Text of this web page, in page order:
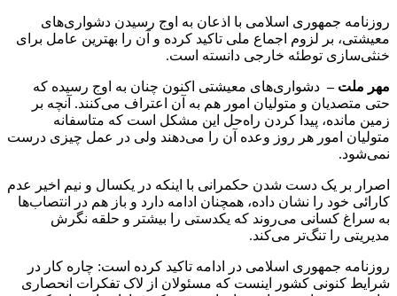
روزنامه جمهوری اسلامی با اذعان به اوج رسیدن دشواری‌های
معیشتی، بر لزوم اجماع ملی تاکید کرده و آن را بهترین عامل برای
خنثی‌سازی توطئه خارجی دانسته است.
مهر ملت –دشواری‌های معیشتی اکنون چنان به اوج رسیده که
حتی متصدیان و متولیان امور هم به آن اعتراف می‌کنند. آنچه بر
زمین مانده، پیدا کردن راه‌حل این مشکل است که متاسفانه
متولیان امور هر روز وعده آن را می‌دهند ولی در عمل چیزی درست
نمی‌شود.
اصرار بر یک دست شدن حکمرانی با اینکه در یکسال و نیم اخیر عدم
کارائی خود را نشان داده، همچنان ادامه دارد و باز هم در انتصاب‌ها
به سراغ کسانی می‌روند که یکدستی را بیشتر و حلقه نگرش
مدیریتی را تنگ‌تر می‌کند.
روزنامه جمهوری اسلامی در ادامه تاکید کرده است: چاره کار در
شرایط کنونی کشور اینست که مسئولان از لاک تفکرات انحصاری